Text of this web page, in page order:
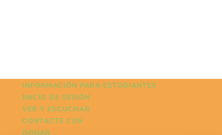
INFORMACIÓN PARA ESTUDIANTES
INICIO DE SESIÓN
VER Y ESCUCHAR
CONTACTE CON
DONAR